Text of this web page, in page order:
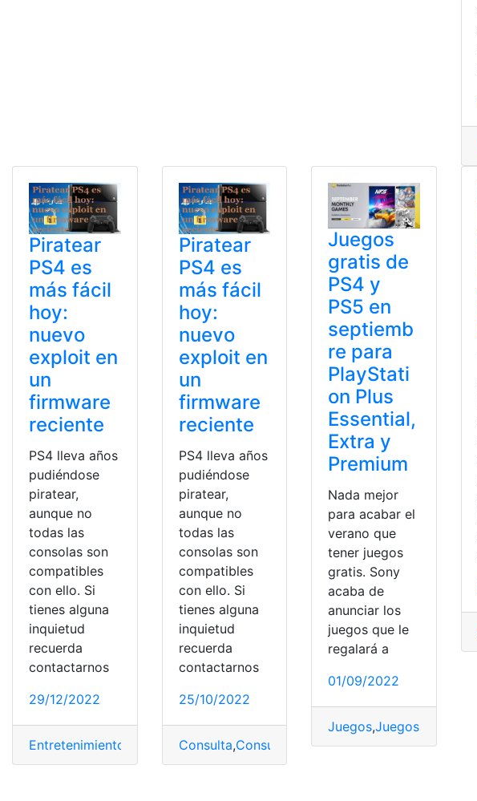
Piratear
PS4 es
más fácil
hoy:
nuevo
exploit en
un
firmware
reciente
PS4 lleva años
pudiéndose
piratear,
aunque no
todas las
consolas son
compatibles
con ello. Si
tienes alguna
inquietud
recuerda
contactarnos
29/12/2022
Entretenimiento Internacionales,Ps4
Piratear
PS4 es
más fácil
hoy:
nuevo
exploit en
un
firmware
reciente
PS4 lleva años
pudiéndose
piratear,
aunque no
todas las
consolas son
compatibles
con ello. Si
tienes alguna
inquietud
recuerda
contactarnos
25/10/2022
Consulta,Consulta online,firmware,Piratear,
Juegos
gratis de
PS4 y
PS5 en
septiemb
re para
PlayStati
on Plus
Essential,
Extra y
Premium
Nada mejor
para acabar el
verano que
tener juegos
gratis. Sony
acaba de
anunciar los
juegos que le
regalará a
01/09/2022
Juegos,Juegos gratis